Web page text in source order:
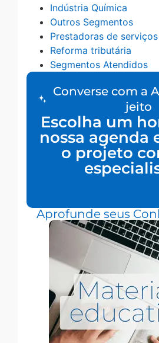
Indústria Química
Outros Segmentos
Prestadoras de
Reforma tributária
Segmentos Atendidos
Converse com a
jeito
Escolha um
nossa agenda
o projeto
Aprofunde seus